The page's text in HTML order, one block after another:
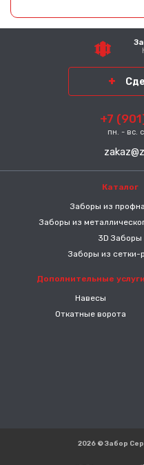
+7
пн. - вс.
Каталог
Заборы из
Заборы из
3D Заборы
Заборы из сетки-
Дополнительные услуги
Навесы
Откатные ворота
2026 © Забор